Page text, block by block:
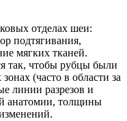
отделах шеи:
подтягивания,
мягких тканей.
так, чтобы рубцы были
(часто в области за
линии разрезов и
анатомии, толщины